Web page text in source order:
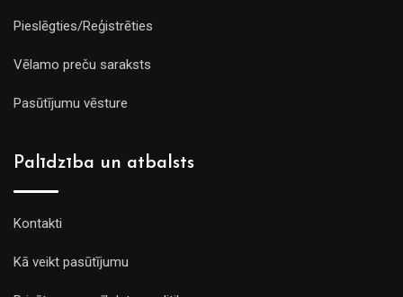
Pieslēgties/Reģistrēties
Vēlamo preču saraksts
Pasūtījumu vēsture
Palīdzība un atbalsts
Kontakti
Kā veikt pasūtījumu